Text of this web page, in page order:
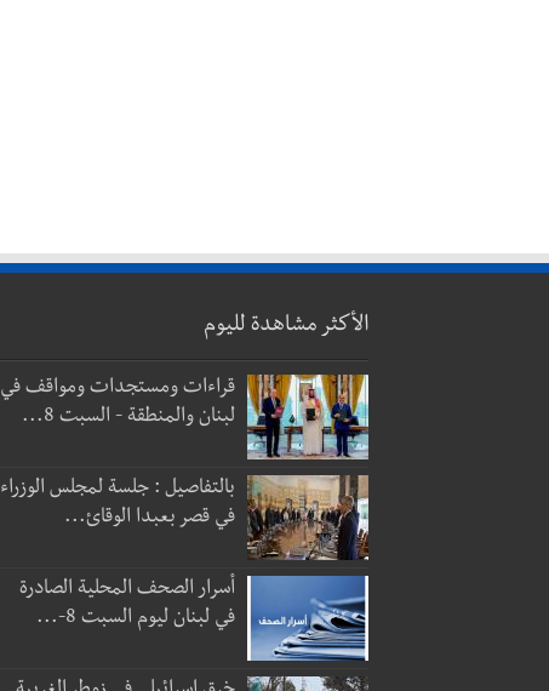
الأكثر مشاهدة لليوم
قراءات ومستجدات ومواقف في
لبنان والمنطقة - السبت 8...
بالتفاصيل : جلسة لمجلس الوزراء
في قصر بعبدا الوقائ...
أسرار الصحف المحلية الصادرة
في لبنان ليوم السبت 8-...